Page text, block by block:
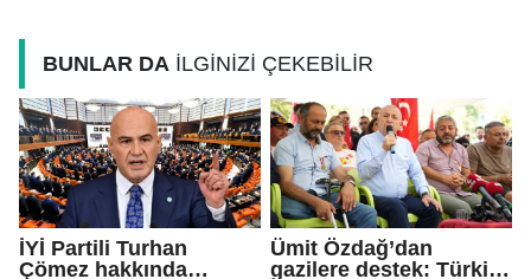
BUNLAR DA İLGİNİZİ ÇEKEBİLİR
İYİ Partili Turhan
Çömez hakkında
Ümit Özdağ’dan
gazilere destek: Türkiye